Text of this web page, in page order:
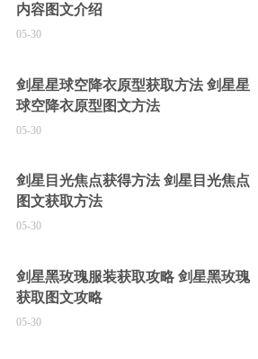
内容图文介绍
05-30
剑星星球空降衣原型获取方法 剑星星
球空降衣原型图文方法
05-30
剑星目光焦点获得方法 剑星目光焦点
图文获取方法
05-30
剑星黑玫瑰服装获取攻略 剑星黑玫瑰
获取图文攻略
05-30